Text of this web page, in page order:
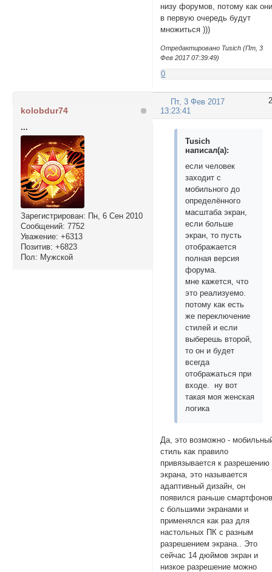
низу форумов, потому как
в первую очередь будут
множиться )))
Отредактировано Tusich (Пт, 3
Фев 2017 07:39:49)
0
2
Пт, 3 Фев 2017
13:23:41
kolobdur74
...
Зарегистрирован: Пн, 6 Сен 2010
Сообщений: 7752
Уважение: +6313
Позитив: +6823
Пол: Мужской
Tusich
написал(а):
если человек
заходит с
мобильного до
определённого
масштаба экран,
если больше
экран, то пусть
отображается
полная версия
форума.
мне кажется, что
это реализуемо.
потому как есть
же переключение
стилей и если
выберешь второй,
то он и будет
всегда
отображаться при
входе. ну вот
такая моя женская
логика
Да, это возможно -
стиль как правило
привязывается к разрешению
экрана, это называется
адаптивный дизайн, он
появился раньше
с большими экранами и
применялся как раз для
настольных ПК с разным
разрешением экрана.. Это
сейчас 14 дюймов экран и
низкое разрешение можно